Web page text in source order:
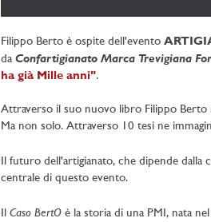
Filippo Berto è ospite dell'evento
da Confartigianato Marca Trevigiana
ha già Mille anni".
Attraverso il suo nuovo libro Filippo Berto
Ma non solo. Attraverso 10 tesi ne
Il futuro dell'artigianato, che dipende dalla
centrale di questo evento.
IlCaso BertOè la storia di una PMI, nata